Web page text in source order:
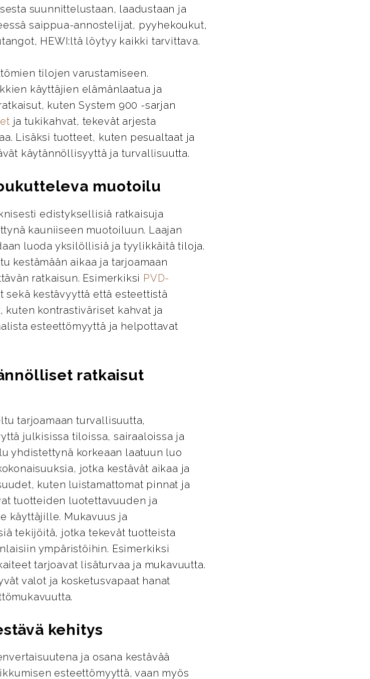
suunnittelustaan, laadustaan ja
saippua-annostelijat, pyyhekoukut,
HEWI:ltä löytyy kaikki tarvittava.
tilojen varustamiseen.
käyttäjien elämänlaatua ja
kuten System 900 -sarjan
ja tukikahvat, tekevät arjesta
Lisäksi tuotteet, kuten pesualtaat ja
käytännöllisyyttä ja turvallisuutta.
muotoilu
edistyksellisiä ratkaisuja
kauniiseen muotoiluun. Laajan
luoda yksilöllisiä ja tyylikkäitä tiloja.
kestämään aikaa ja tarjoamaan
ratkaisun. Esimerkiksi PVD-
sekä kestävyyttä että esteettistä
kuten kontrastiväriset kahvat ja
esteettömyyttä ja helpottavat
ratkaisut
tarjoamaan turvallisuutta,
julkisissa tiloissa, sairaaloissa ja
yhdistettynä korkeaan laatuun luo
jotka kestävät aikaa ja
kuten luistamattomat pinnat ja
tuotteiden luotettavuuden ja
käyttäjille. Mukavuus ja
tekijöitä, jotka tekevät tuotteista
ympäristöihin. Esimerkiksi
tarjoavat lisäturvaa ja mukavuutta.
valot ja kosketusvapaat hanat
kehitys
ja osana kestävää
esteettömyyttä, vaan myös